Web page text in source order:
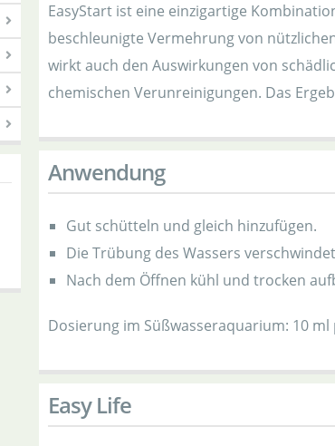
EasyStart ist eine einzigartige
beschleunigte Vermehrung von
wirkt auch den Auswirkungen von
chemischen Verunreinigungen. Das
Anwendung
Gut schütteln und gleich hinzufügen.
Die Trübung des Wassers
Nach dem Öffnen kühl und trocken
Dosierung im Süßwasseraquarium: 10 ml
Easy Life